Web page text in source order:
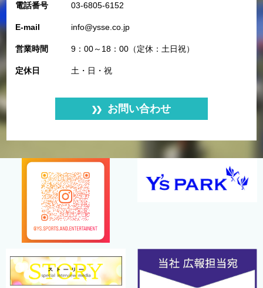
電話番号 03-6805-6152
E-mail info@ysse.co.jp
営業時間 9：00～18：00（定休：土日祝）
定休日 土・日・祝
お問い合わせ